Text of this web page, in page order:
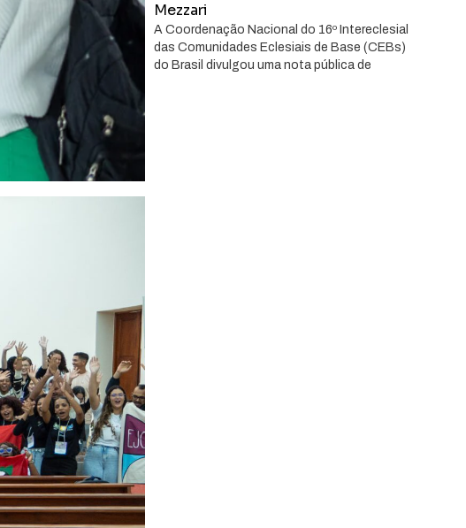
Mezzari
A Coordenação Nacional do 16º Intereclesial
das Comunidades Eclesiais de Base (CEBs)
do Brasil divulgou uma nota pública de